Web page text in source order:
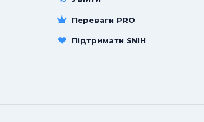
Переваги PRO
Підтримати SNIH